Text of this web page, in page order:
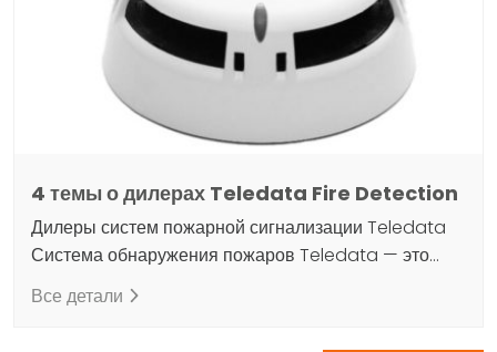
размещены все…
4 темы о дилерах Teledata Fire Detection
Дилеры систем пожарной сигнализации Teledata
Система обнаружения пожаров Teledata — это
услуга, которая предоставляет услуги по
обнаружению и мониторингу пожаров в режиме
Все детали